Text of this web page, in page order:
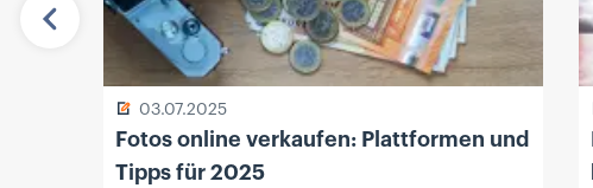
Vorherige
03.07.2025
Fotos online verkaufen: Plattformen und
Tipps für 2025